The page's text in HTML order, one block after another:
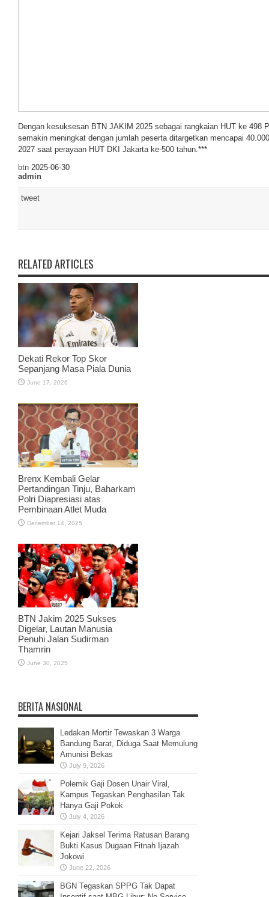
Dengan kesuksesan BTN JAKIM 2025 sebagai rangkaian HUT ke 498
semakin meningkat dengan jumlah peserta ditargetkan mencapai
2027 saat perayaan HUT DKI Jakarta ke-500 tahun.***
btn 2025-06-30
admin
tweet
RELATED ARTICLES
Dekati Rekor Top Skor
Sepanjang Masa Piala Dunia
June 17, 2026
Brenx Kembali Gelar
Pertandingan Tinju, Baharkam
Polri Diapresiasi atas
Pembinaan Atlet Muda
December 14, 2025
BTN Jakim 2025 Sukses
Digelar, Lautan Manusia
Penuhi Jalan Sudirman
Thamrin
June 30, 2025
BERITA NASIONAL
Ledakan Mortir Tewaskan 3 Warga
Bandung Barat, Diduga Saat Memulung
Amunisi Bekas
July 9, 2026
Polemik Gaji Dosen Unair Viral,
Kampus Tegaskan Penghasilan Tak
Hanya Gaji Pokok
July 4, 2026
Kejari Jaksel Terima Ratusan Barang
Bukti Kasus Dugaan Fitnah Ijazah
Jokowi
June 22, 2026
BGN Tegaskan SPPG Tak Dapat